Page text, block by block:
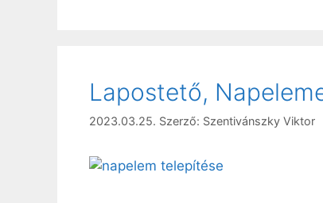
Lapostető,
2023.03.25. Szerző: Szentivánszky Viktor